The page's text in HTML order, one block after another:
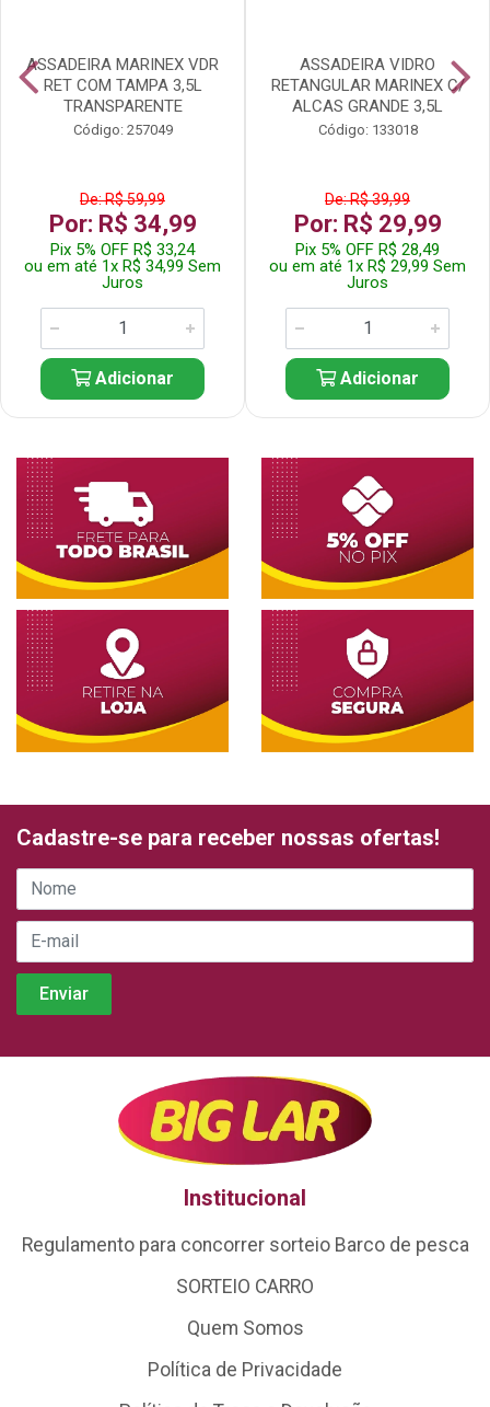
ASSADEIRA MARINEX VDR
RET COM TAMPA 3,5L
TRANSPARENTE
Código: 257049
De: R$ 59,99
Por: R$ 34,99
Pix 5% OFF R$ 33,24
ou em até 1x R$ 34,99 Sem
Juros
Adicionar
ASSADEIRA VIDRO
RETANGULAR MARINEX C/
ALCAS GRANDE 3,5L
Código: 133018
De: R$ 39,99
Por: R$ 29,99
Pix 5% OFF R$ 28,49
ou em até 1x R$ 29,99 Sem
Juros
Adicionar
Cadastre-se para receber nossas ofertas!
Institucional
Regulamento para concorrer sorteio Barco de pesca
SORTEIO CARRO
Quem Somos
Política de Privacidade